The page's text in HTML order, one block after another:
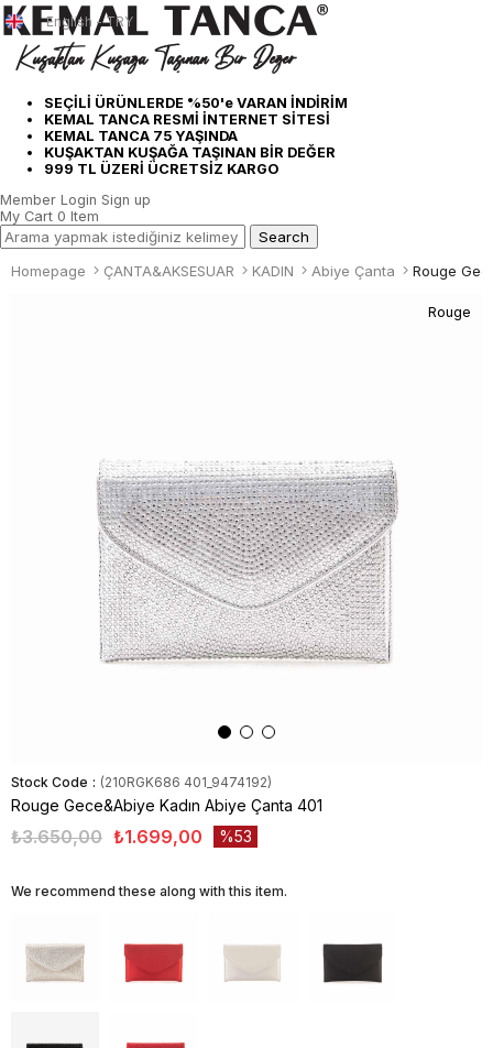
SEÇİLİ ÜRÜNLERDE %50'e VARAN İNDİRİM
KEMAL TANCA RESMİ İNTERNET SİTESİ
KEMAL TANCA 75 YAŞINDA
KUŞAKTAN KUŞAĞA TAŞINAN BİR DEĞER
999 TL ÜZERİ ÜCRETSİZ KARGO
English - TRY
Member Login Sign up
My Cart 0 Item
Homepage ÇANTA&AKSESUAR KADIN Abiye Çanta Rouge
Rouge
Stock Code (210RGK686 401_9474192)
Rouge Gece&Abiye Kadın Abiye Çanta 401
₺3.650,00 ₺1.699,00 53
We recommend these along with this item.